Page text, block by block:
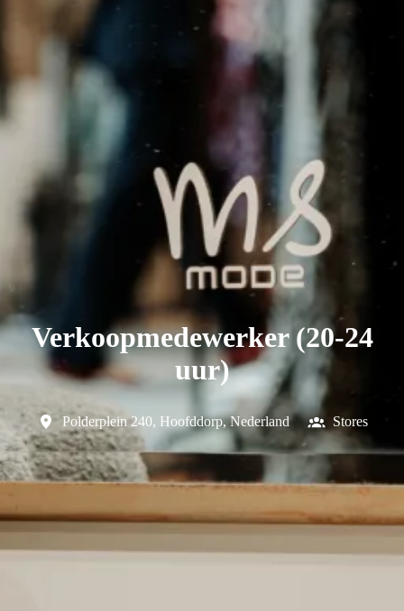
Verkoopmedewerker (20-24
uur)
Polderplein 240, Hoofddorp, Nederland Stores